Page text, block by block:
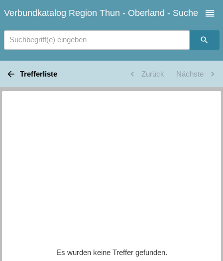
Verbundkatalog Region Thun - Oberland - Suche
Suchbegriff(e) eingeben
Trefferliste Zurück Nächste
Es wurden keine Treffer gefunden.